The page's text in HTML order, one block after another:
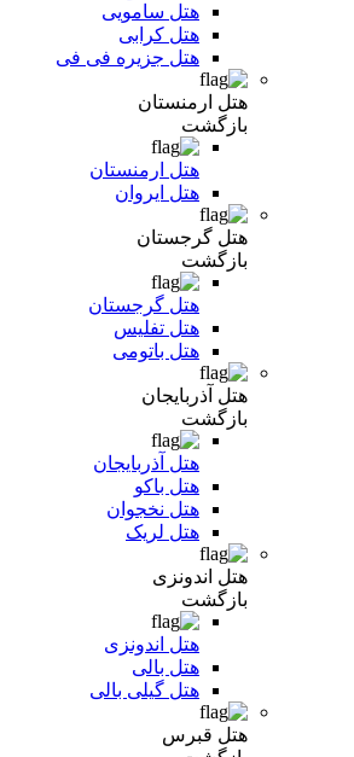
هتل سامویی
هتل کرابی
هتل جزیره فی فی
هتل ارمنستان
بازگشت
هتل ارمنستان
هتل ایروان
هتل گرجستان
بازگشت
هتل گرجستان
هتل تفلیس
هتل باتومی
هتل آذربایجان
بازگشت
هتل آذربایجان
هتل باکو
هتل نخجوان
هتل لریک
هتل اندونزی
بازگشت
هتل اندونزی
هتل بالی
هتل گیلی بالی
هتل قبرس